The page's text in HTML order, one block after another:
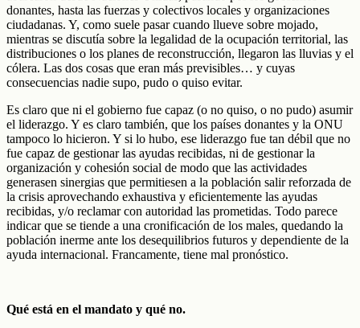
donantes, hasta las fuerzas y colectivos locales y organizaciones
ciudadanas. Y, como suele pasar cuando llueve sobre mojado,
mientras se discutía sobre la legalidad de la ocupación territorial, las
distribuciones o los planes de reconstrucción, llegaron las lluvias y el
cólera. Las dos cosas que eran más previsibles… y cuyas
consecuencias nadie supo, pudo o quiso evitar.
Es claro que ni el gobierno fue capaz (o no quiso, o no pudo) asumir
el liderazgo. Y es claro también, que los países donantes y la ONU
tampoco lo hicieron. Y si lo hubo, ese liderazgo fue tan débil que no
fue capaz de gestionar las ayudas recibidas, ni de gestionar la
organización y cohesión social de modo que las actividades
generasen sinergias que permitiesen a la población salir reforzada de
la crisis aprovechando exhaustiva y eficientemente las ayudas
recibidas, y/o reclamar con autoridad las prometidas. Todo parece
indicar que se tiende a una cronificación de los males, quedando la
población inerme ante los desequilibrios futuros y dependiente de la
ayuda internacional. Francamente, tiene mal pronóstico.
Qué está en el mandato y qué no.